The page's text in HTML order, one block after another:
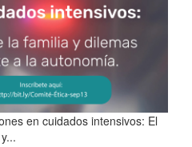
en cuidados intensivos: El